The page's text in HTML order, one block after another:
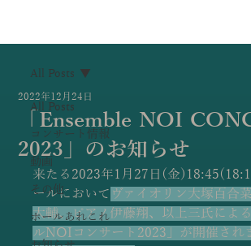
All Posts
コンサート情報
動画
その他
ホールあれこれ
All Posts
「Ensemble NOI
2023」のお知らせ
2022年12月24日
来たる2023年1月27日(金
ールにおいて ヴァイオリン大塚百合
大輔、ピアノ伊藤翔、以上三氏によ
ルNOIコンサート2023」が開催され